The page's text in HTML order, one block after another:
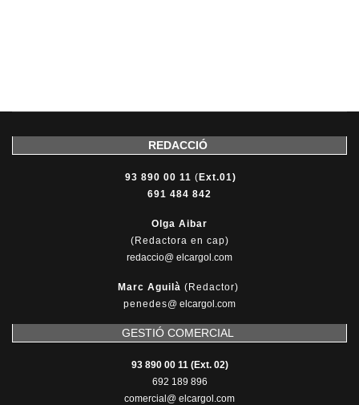
REDACCIÓ
93 890 00 11 ( Ext.01)
691 484 842
Olga Aibar
(Redactora en cap)
redaccio@ elcargol.com
Marc Aguilà (Redactor)
penedes@ elcargol.com
GESTIÓ COMERCIAL
93 890 00 11 (Ext. 02)
692 189 896
comercial@ elcargol.com